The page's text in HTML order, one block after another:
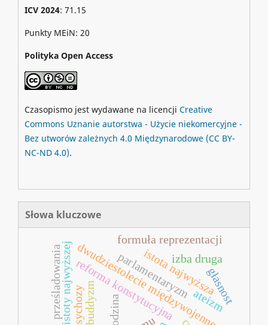
ICV 2024: 71.15
Punkty MEiN: 20
Polityka Open Access
Czasopismo jest wydawane na licencji Creative
Commons Uznanie autorstwa - Użycie niekomercyjne -
Bez utworów zależnych 4.0 Międzynarodowe (CC BY-
NC-ND 4.0).
Słowa kluczowe
rodzina
reforma konstytucyjnaistota najwyższa
kult istoty najwyższejdwudziestolecie międzywojenne
formuła reprezentacji
izba druga
parlamentaryzm
prześladowania buddyzm głasnost
psychozy ateizm